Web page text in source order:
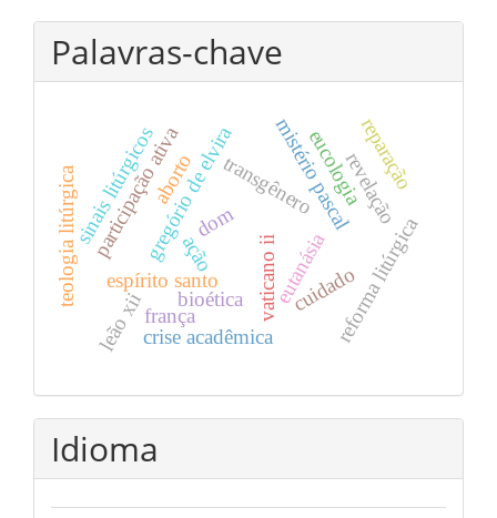
Palavras-chave
gregório de elvira
espírito santo
dom
ação
bioética eutanásia
transgênero
aborto
cuidadoreforma litúrgica
vaticano ii
participação ativa
sinais litúrgicos mistério pascal
eucologia
teologia litúrgica
leão xii
revelação
crise acadêmica
frança
reparação
Idioma